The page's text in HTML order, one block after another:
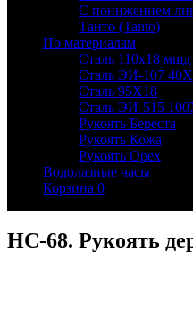
С понижением
Танто (Tanto)
По материалам
Сталь 110х18 мшд
Сталь ЭИ-107
Сталь 95Х18
Сталь ЭИ-515
Рукоять Береста
Рукоять Кожа
Рукоять Орех
Водолазные часы
Корзина 0
НС-68. Рукоять